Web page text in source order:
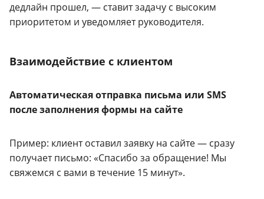
дедлайн прошел, — ставит задачу с высоким
приоритетом и уведомляет руководителя.
Взаимодействие с клиентом
Автоматическая отправка письма или SMS
после заполнения формы на сайте
Пример: клиент оставил заявку на сайте — сразу
получает письмо: «Спасибо за обращение! Мы
свяжемся с вами в течение 15 минут».